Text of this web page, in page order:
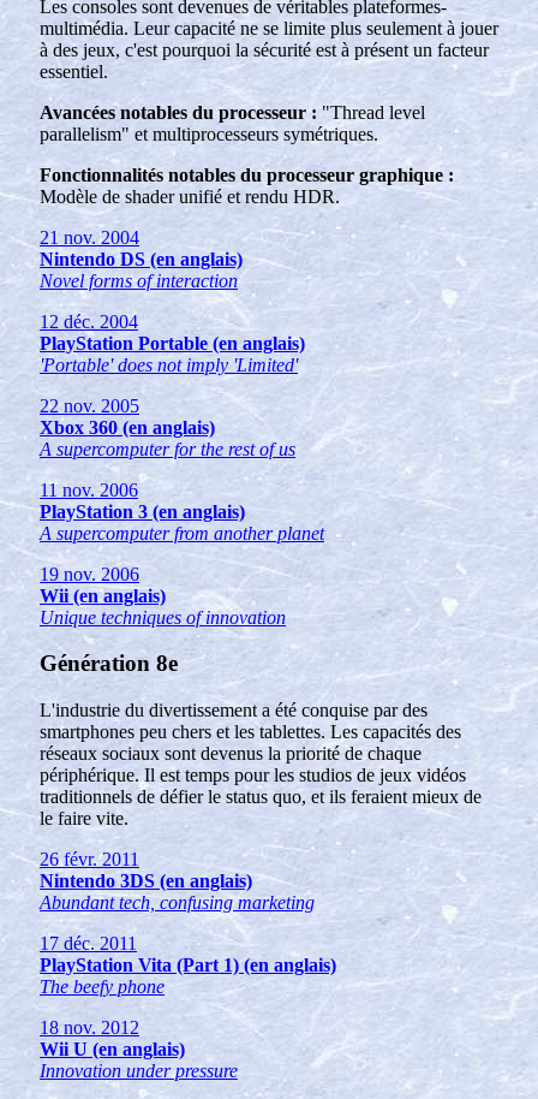
Les consoles sont devenues de véritables plateformes-
multimédia. Leur capacité ne se limite plus seulement à jouer
à des jeux, c'est pourquoi la sécurité est à présent un facteur
essentiel.
Avancées notables du processeur : "Thread level
parallelism" et multiprocesseurs symétriques.
Fonctionnalités notables du processeur graphique :
Modèle de shader unifié et rendu HDR.
21 nov. 2004
Nintendo DS (en anglais)
Novel forms of interaction
12 déc. 2004
PlayStation Portable (en anglais)
'Portable' does not imply 'Limited'
22 nov. 2005
Xbox 360 (en anglais)
A supercomputer for the rest of us
11 nov. 2006
PlayStation 3 (en anglais)
A supercomputer from another planet
19 nov. 2006
Wii (en anglais)
Unique techniques of innovation
Génération 8e
L'industrie du divertissement a été conquise par des
smartphones peu chers et les tablettes. Les capacités des
réseaux sociaux sont devenus la priorité de chaque
périphérique. Il est temps pour les studios de jeux vidéos
traditionnels de défier le status quo, et ils feraient mieux de
le faire vite.
26 févr. 2011
Nintendo 3DS (en anglais)
Abundant tech, confusing marketing
17 déc. 2011
PlayStation Vita (Part 1) (en anglais)
The beefy phone
18 nov. 2012
Wii U (en anglais)
Innovation under pressure